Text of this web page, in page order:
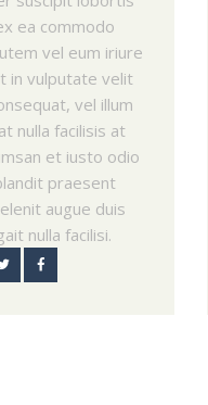
ea commodo
vel eum iriure
in vulputate velit
vel illum
nulla facilisis at
et iusto odio
praesent
augue duis
nulla facilisi.